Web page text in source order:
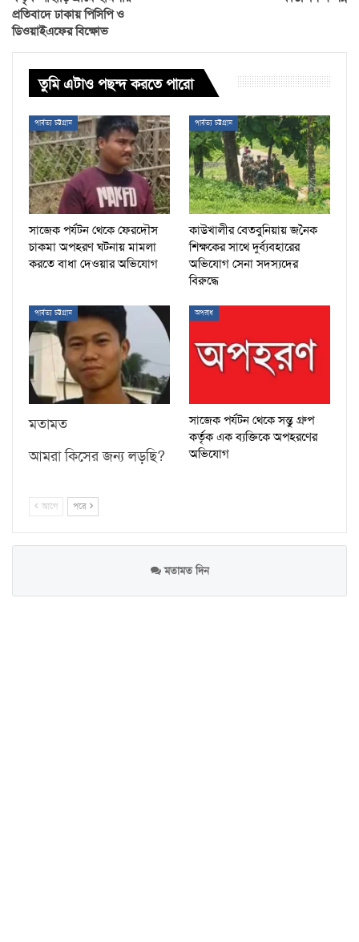
প্রতিবাদে ঢাকায় পিসিপি ও
ডিওয়াইএফের বিক্ষোভ
তুমি এটাও পছন্দ করতে পারো
পার্বত্য চট্টগ্রাম
সাজেক পর্যটন থেকে ফেরদৌস
চাকমা অপহরণ ঘটনায় মামলা
করতে বাধা দেওয়ার অভিযোগ
পার্বত্য চট্টগ্রাম
কাউখালীর বেতবুনিয়ায় জনৈক
শিক্ষকের সাথে দুর্ব্যবহারের
অভিযোগ সেনা সদস্যদের
বিরুদ্ধে
পার্বত্য চট্টগ্রাম
মতামত
আমরা কিসের জন্য লড়ছি?
অপরাধ
সাজেক পর্যটন থেকে সন্তু গ্রুপ
কর্তৃক এক ব্যক্তিকে অপহরণের
অভিযোগ
আগে পরে
মতামত দিন